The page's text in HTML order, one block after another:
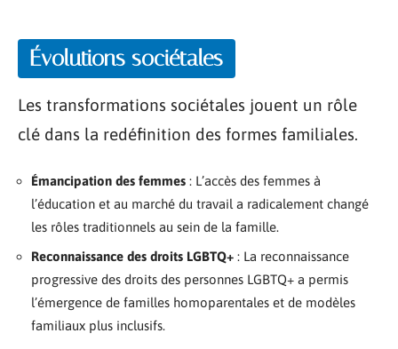
Évolutions sociétales
Les transformations sociétales jouent un rôle
clé dans la redéfinition des formes familiales.
Émancipation des femmes : L’accès des femmes à
l’éducation et au marché du travail a radicalement changé
les rôles traditionnels au sein de la famille.
Reconnaissance des droits LGBTQ+ : La reconnaissance
progressive des droits des personnes LGBTQ+ a permis
l’émergence de familles homoparentales et de modèles
familiaux plus inclusifs.